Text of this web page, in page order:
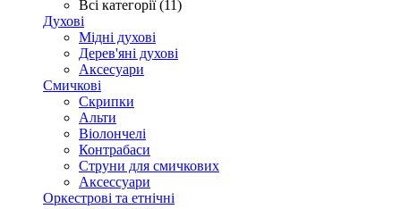
Всі категорії (11)
Духові
Мідні духові
Дерев'яні духові
Аксесуари
Смичкові
Скрипки
Альти
Віолончелі
Контрабаси
Струни для смичкових
Аксеcсуари
Оркестрові та етнічні